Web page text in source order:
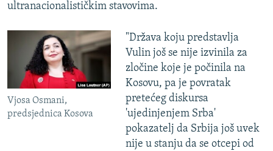
ultranacionalističkim stavovima.
Vjosa Osmani,
predsjednica Kosova
"Država koju predstavlja
Vulin još se nije izvinila za
zločine koje je počinila na
Kosovu, pa je povratak
pretećeg diskursa
'ujedinjenjem Srba'
pokazatelj da Srbija još uvek
nije u stanju da se otcepi od